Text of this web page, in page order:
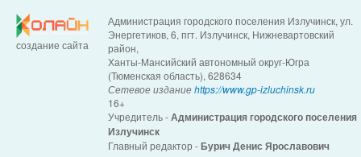
создание сайта
Администрация городского поселения Излучинск, ул.
Энергетиков, 6, пгт. Излучинск, Нижневартовский
район,
Ханты-Мансийский автономный округ-Югра
(Тюменская область), 628634
Сетевое изданиеhttps://www.gp-izluchinsk.ru
16+
Учредитель -Администрация городского поселения
Излучинск
Главный редактор -Бурич Денис Ярославович